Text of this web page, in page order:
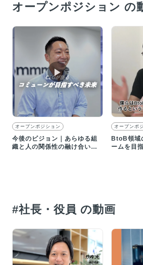
オープンポジション の
▶︎
オープンポジション
今後のビジョン｜あらゆる組
織と人の関係性の融け合いを
オープンポ
BtoB領域
ームを目
#社長・役員 の動画